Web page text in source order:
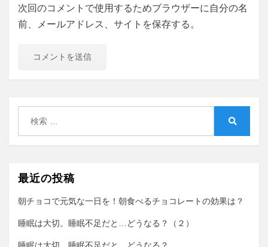
次回のコメントで使用するためブラウザーに自分の名
前、メールアドレス、サイトを保存する。
最近の投稿
朝チョコで元気な一日を！朝食べるチョコレートの効果は？
睡眠は大切。睡眠不足だと…どうなる？（２）
睡眠は大切。睡眠不足だと…どうなる？